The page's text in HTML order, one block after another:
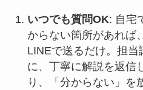
いつでも質問OK: 自宅
からない箇所があれば
LINEで送るだけ。担当
に、丁寧に解説を返信
り、「分からない」を